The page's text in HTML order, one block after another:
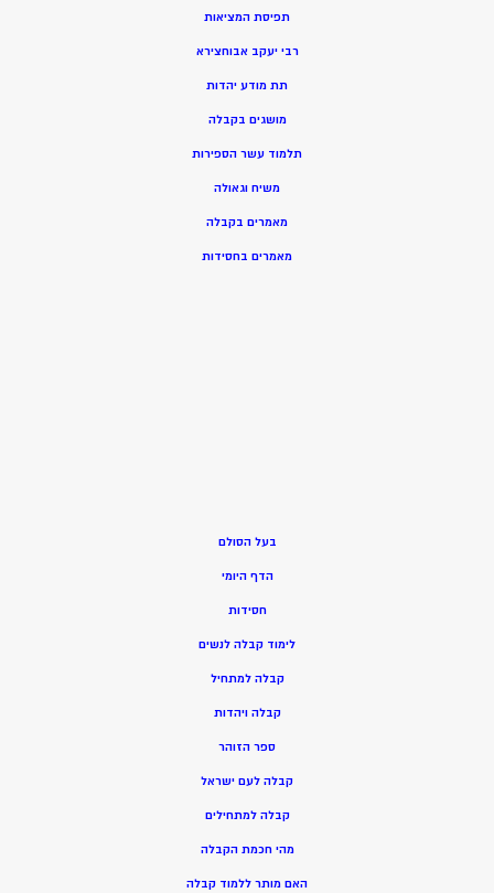
תפיסת המציאות
רבי יעקב אבוחצירא
תת מודע יהדות
מושגים בקבלה
תלמוד עשר הספירות
משיח וגאולה
מאמרים בקבלה
מאמרים בחסידות
בעל הסולם
הדף היומי
חסידות
לימוד קבלה לנשים
קבלה למתחיל
קבלה ויהדות
ספר הזוהר
קבלה לעם ישראל
קבלה למתחילים
מהי חכמת הקבלה
האם מותר ללמוד קבלה